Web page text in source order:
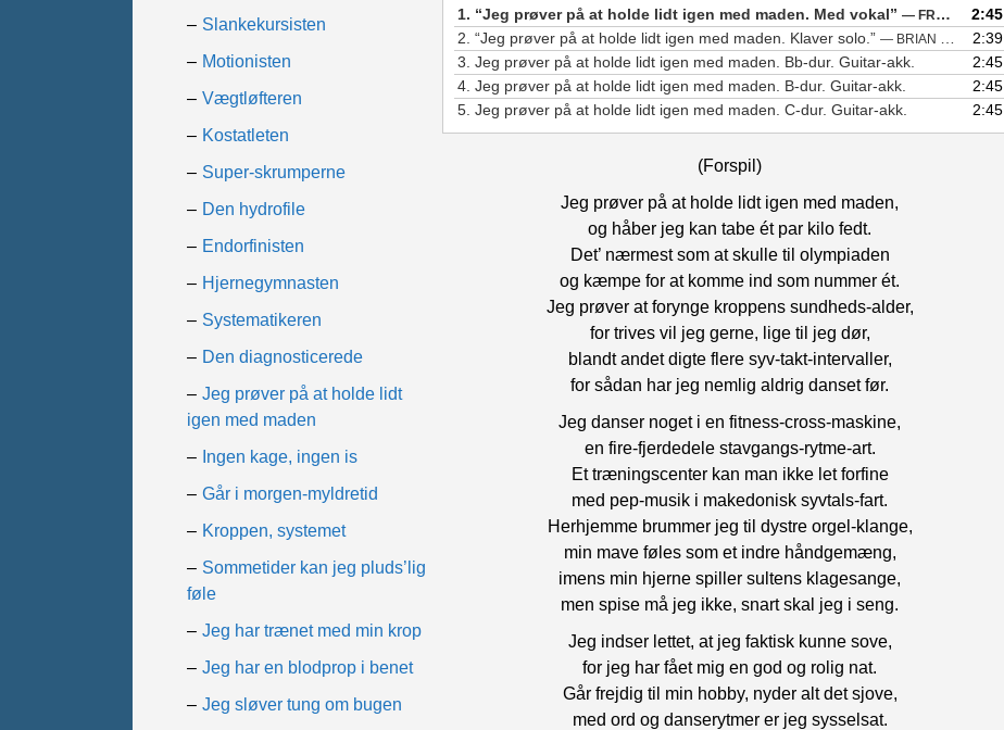
Slankekursisten
Motionisten
Vægtløfteren
Kostatleten
Super-skrumperne
Den hydrofile
Endorfinisten
Hjernegymnasten
Systematikeren
Den diagnosticerede
Jeg prøver på at holde lidt
igen med maden
Ingen kage, ingen is
Går i morgen-myldretid
Kroppen, systemet
Sommetider kan jeg pluds’lig
føle
Jeg har trænet med min krop
Jeg har en blodprop i benet
Jeg sløver tung om bugen
for
at
skrue
op
1. “Jeg prøver på at holde lidt igen med maden. Med vokal”— FRANK COLDING
2:45
2.“Jeg prøver på at holde lidt igen med maden. Klaver solo.”— BRIAN HORNUFF
2:39
3.Jeg prøver på at holde lidt igen med maden. Bb-dur. Guitar-akk.
2:45
4.Jeg prøver på at holde lidt igen med maden. B-dur. Guitar-akk.
2:45
5.Jeg prøver på at holde lidt igen med maden. C-dur. Guitar-akk. 2:45
(Forspil)
Jeg prøver på at holde lidt igen med maden,
og håber jeg kan tabe ét par kilo fedt.
Det’ nærmest som at skulle til olympiaden
og kæmpe for at komme ind som nummer ét.
Jeg prøver at forynge kroppens sundheds-alder,
for trives vil jeg gerne, lige til jeg dør,
blandt andet digte flere syv-takt-intervaller,
for sådan har jeg nemlig aldrig danset før.
Jeg danser noget i en fitness-cross-maskine,
en fire-fjerdedele stavgangs-rytme-art.
Et træningscenter kan man ikke let forfine
med pep-musik i makedonisk syvtals-fart.
Herhjemme brummer jeg til dystre orgel-klange,
min mave føles som et indre håndgemæng,
imens min hjerne spiller sultens klagesange,
men spise må jeg ikke, snart skal jeg i seng.
Jeg indser lettet, at jeg faktisk kunne sove,
for jeg har fået mig en god og rolig nat.
Går frejdig til min hobby, nyder alt det sjove,
med ord og danserytmer er jeg sysselsat.